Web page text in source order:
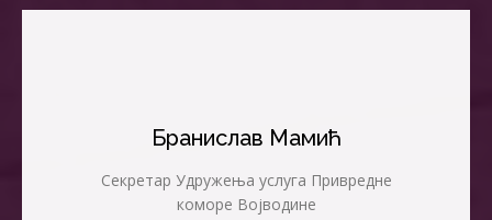
Бранислав Мамић
Секретар Удружења услуга Привредне
коморе Војводине